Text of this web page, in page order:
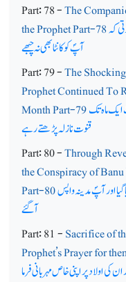
Part: 78 -The
the Prophet Part-78کہ
آپؐ کو کانٹا بھی نہ چبھے
Part: 79 -The
Prophet Continued To
Month Part-79ایک ماہ تک
قنوت نازلہ پڑھتے رہے
Part: 80 -Through
the Conspiracy of
Part-80گیا اور آپؐ مدینہ واپس
آگئے
Part: 81 -Sacrifice of
Prophet’s Prayer for
کی اولاد پر اپنی خاص مہربانی فرما